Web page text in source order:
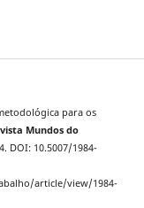
para os
Mundos do
DOI: 10.5007/1984-
article/view/1984-